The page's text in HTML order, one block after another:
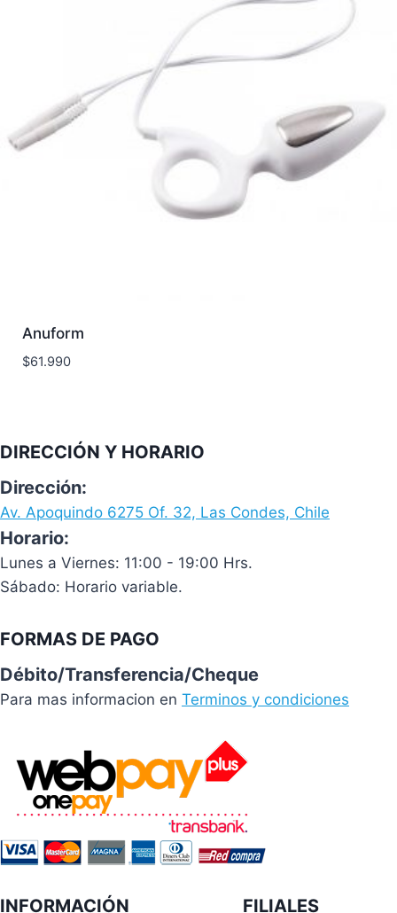
Anuform
$61.990
DIRECCIÓN Y HORARIO
Dirección:
Av. Apoquindo 6275 Of. 32, Las Condes, Chile
Horario:
Lunes a Viernes: 11:00 - 19:00 Hrs.
Sábado: Horario variable.
FORMAS DE PAGO
Débito/Transferencia/Cheque
Para mas informacion en Terminos y condiciones
INFORMACIÓN FILIALES